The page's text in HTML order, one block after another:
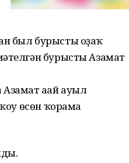
был бурысты оҙаҡ
бурысты Азамат
ағай ауыл
өсөн ҡорама